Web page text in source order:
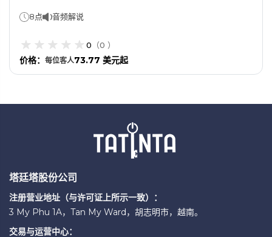
8点 音频解说
0 （0 ）
价格： 每位客人73.77 美元起
塔廷塔股份公司
注册营业地址（与许可证上所示一致）：
3 My Phu 1A，Tan My Ward，胡志明市，越南。
交易与运营中心：